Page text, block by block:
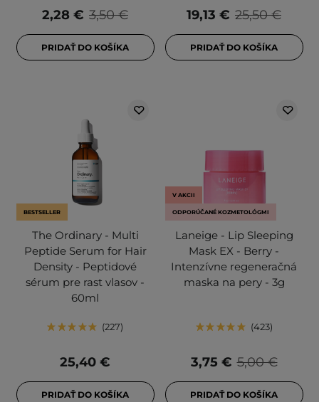
3,50 €
2,28 €
PRIDAŤ DO KOŠÍKA
25,50 €
19,13 €
PRIDAŤ DO KOŠÍKA
BESTSELLER
The Ordinary - Multi
Peptide Serum for Hair
Density - Peptidové
sérum pre rast vlasov -
60ml
227
25,40 €
PRIDAŤ DO KOŠÍKA
V AKCII
ODPORÚČANÉ KOZMETOLÓGMI
Laneige - Lip Sleeping
Mask EX - Berry -
Intenzívne regeneračná
maska na pery - 3g
423
5,00 €
3,75 €
PRIDAŤ DO KOŠÍKA